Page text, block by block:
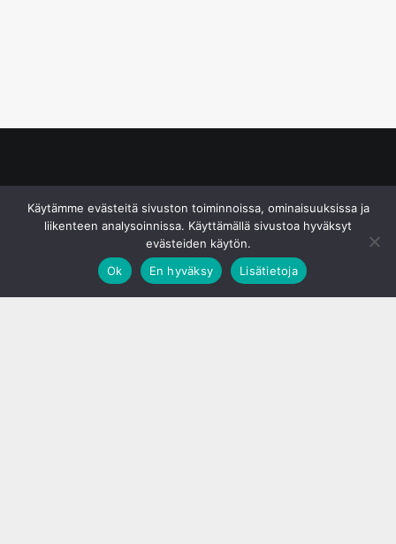
Käytämme evästeitä sivuston toiminnoissa, ominaisuuksissa ja
liikenteen analysoinnissa. Käyttämällä sivustoa hyväksyt
evästeiden käytön.
Ok
En hyväksy Lisätietoja